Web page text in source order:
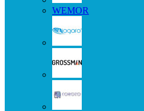
WEMOR